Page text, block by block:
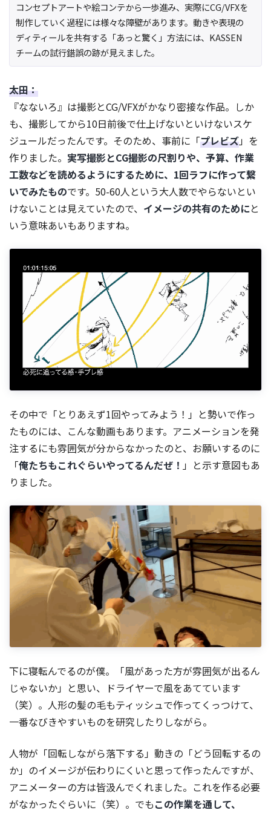
コンセプトアートや絵コンテから一歩進み、実際にCG/VFXを
制作していく過程には様々な障壁があります。動きや表現の
ディティールを共有する「あっと驚く」方法には、KASSEN
チームの試行錯誤の跡が見えました。
太田：
『なないろ』は撮影とCG/VFXがかなり密接な作品。しか
も、撮影してから10日前後で仕上げないといけないスケ
ジュールだったんです。そのため、事前に「プレビズ」を
作りました。 実写撮影とCG撮影の尺割りや、予算、作業
工数などを読めるようにするために、1回ラフに作って繋
いでみたものです。50-60人という大人数でやらないとい
けないことは見えていたので、 イメージの共有のためにと
いう意味あいもありますね。
その中で「とりあえず1回やってみよう！」と勢いで作っ
たものには、こんな動画もあります。アニメーションを発
注するにも雰囲気が分からなかったのと、お願いするのに
「俺たちもこれぐらいやってるんだぜ！ 」と示す意図もあ
りました。
下に寝転んでるのが僕。「風があった方が雰囲気が出るん
じゃないか」と思い、ドライヤーで風をあてています
（笑）。人形の髪の毛もティッシュで作ってくっつけて、
一番なびきやすいものを研究したりしながら。
人物が「回転しながら落下する」動きの「どう回転するの
か」のイメージが伝わりにくいと思って作ったんですが、
アニメーターの方は皆汲んでくれました。これを作る必要
がなかったぐらいに（笑）。でもこの作業を通して、